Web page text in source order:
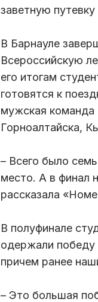
заветную
В Барнауле
Всероссийскую
его итогам
готовятся к
мужская команда
Горноалтайска,
– Всего было
место. А в финал
рассказала
В полуфинале
одержали победу
причем ранее
– Это большая